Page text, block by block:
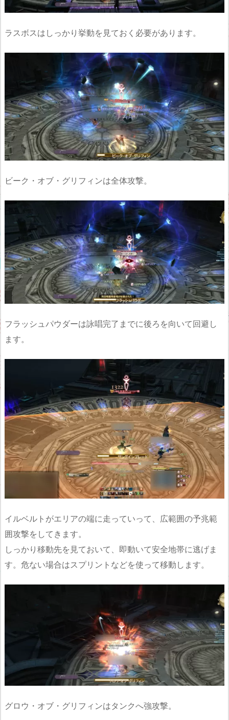
ラスボスはしっかり挙動を見ておく必要があります。
ビーク・オブ・グリフィンは全体攻撃。
フラッシュパウダーは詠唱完了までに後ろを向いて回避し
ます。
イルベルトがエリアの端に走っていって、広範囲の予兆範
囲攻撃をしてきます。
しっかり移動先を見ておいて、即動いて安全地帯に逃げま
す。危ない場合はスプリントなどを使って移動します。
グロウ・オブ・グリフィンはタンクへ強攻撃。